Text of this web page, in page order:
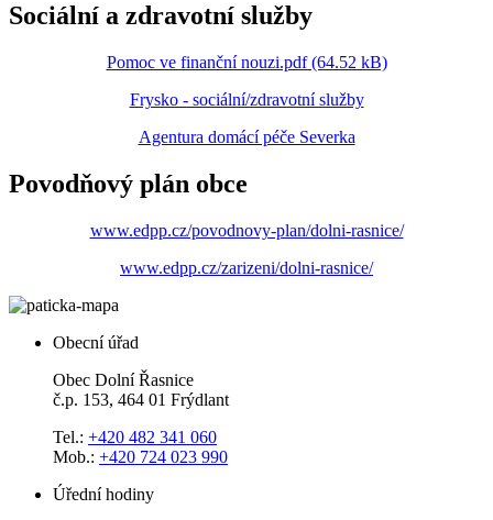
Sociální a zdravotní služby
Pomoc ve finanční nouzi.pdf (64.52 kB)
Frysko - sociální/zdravotní služby
Agentura domácí péče Severka
Povodňový plán obce
www.edpp.cz/povodnovy-plan/dolni-rasnice/
www.edpp.cz/zarizeni/dolni-rasnice/
Obecní úřad
Obec Dolní Řasnice
č.p. 153, 464 01 Frýdlant
Tel.: +420 482 341 060
Mob.: +420 724 023 990
Úřední hodiny